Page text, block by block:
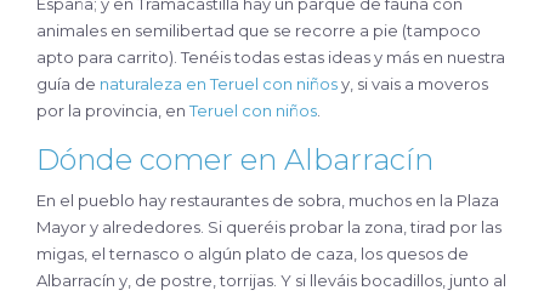
España; y en Tramacastilla hay un parque de fauna con
animales en semilibertad que se recorre a pie (tampoco
apto para carrito). Tenéis todas estas ideas y más en nuestra
guía de naturaleza en Teruel con niñosy, si vais a moveros
por la provincia, enTeruel con niños.
Dónde comer en Albarracín
En el pueblo hay restaurantes de sobra, muchos en la Plaza
Mayor y alrededores. Si queréis probar la zona, tirad por las
migas, el ternasco o algún plato de caza, los quesos de
Albarracín y, de postre, torrijas. Y si lleváis bocadillos, junto al